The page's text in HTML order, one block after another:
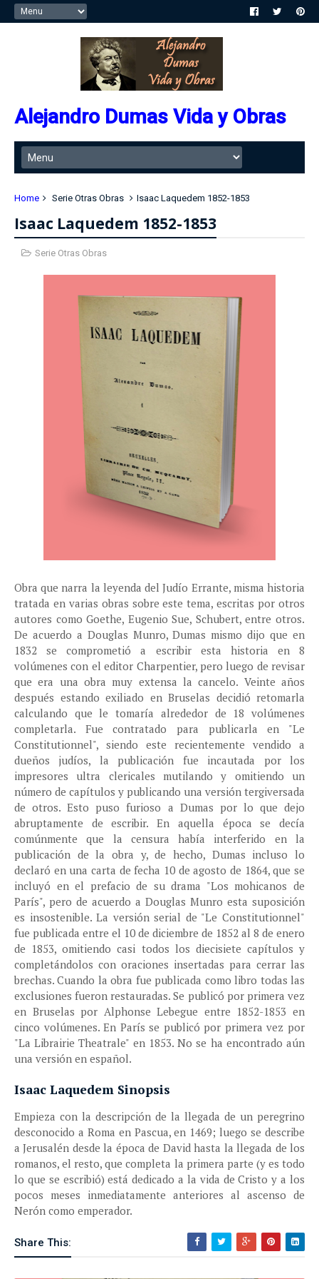
Alejandro Dumas Vida y Obras
Home Serie Otras Obras Isaac Laquedem 1852-1853
Isaac Laquedem 1852-1853
Serie Otras Obras
Obra que narra la leyenda del Judío Errante, misma historia
tratada en varias obras sobre este tema, escritas por otros
autores como Goethe, Eugenio Sue, Schubert, entre otros.
De acuerdo a Douglas Munro, Dumas mismo dijo que en
1832 se comprometió a escribir esta historia en 8
volúmenes con el editor Charpentier, pero luego de revisar
que era una obra muy extensa la cancelo. Veinte años
después estando exiliado en Bruselas decidió retomarla
calculando que le tomaría alrededor de 18 volúmenes
completarla. Fue contratado para publicarla en "Le
Constitutionnel", siendo este recientemente vendido a
dueños judíos, la publicación fue incautada por los
impresores ultra clericales mutilando y omitiendo un
número de capítulos y publicando una versión tergiversada
de otros. Esto puso furioso a Dumas por lo que dejo
abruptamente de escribir. En aquella época se decía
comúnmente que la censura había interferido en la
publicación de la obra y, de hecho, Dumas incluso lo
declaró en una carta de fecha 10 de agosto de 1864, que se
incluyó en el prefacio de su drama "Los mohicanos de
París", pero de acuerdo a Douglas Munro esta suposición
es insostenible. La versión serial de "Le Constitutionnel"
fue publicada entre el 10 de diciembre de 1852 al 8 de enero
de 1853, omitiendo casi todos los diecisiete capítulos y
completándolos con oraciones insertadas para cerrar las
brechas. Cuando la obra fue publicada como libro todas las
exclusiones fueron restauradas. Se publicó por primera vez
en Bruselas por Alphonse Lebegue entre 1852-1853 en
cinco volúmenes. En París se publicó por primera vez por
"La Librairie Theatrale" en 1853. No se ha encontrado aún
una versión en español.
Isaac Laquedem Sinopsis
Empieza con la descripción de la llegada de un peregrino
desconocido a Roma en Pascua, en 1469; luego se describe
a Jerusalén desde la época de David hasta la llegada de los
romanos, el resto, que completa la primera parte (y es todo
lo que se escribió) está dedicado a la vida de Cristo y a los
pocos meses inmediatamente anteriores al ascenso de
Nerón como emperador.
Share This: